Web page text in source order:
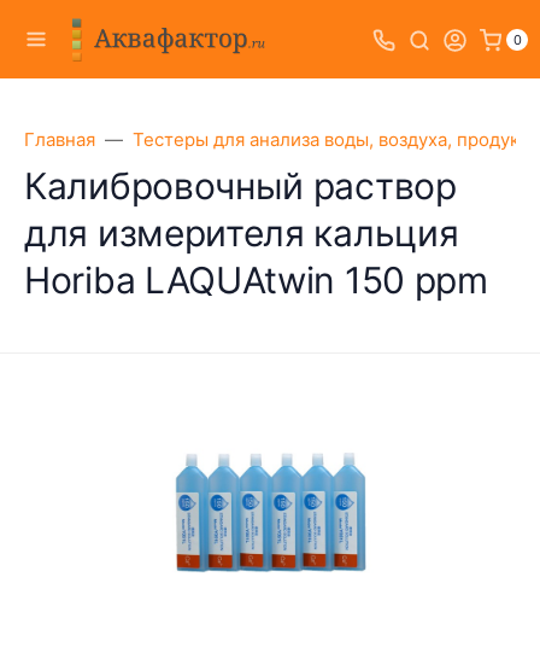
0
Главная Тестеры для анализа воды, воздуха,
Калибровочный раствор
для измерителя кальция
Horiba LAQUAtwin 150 ppm